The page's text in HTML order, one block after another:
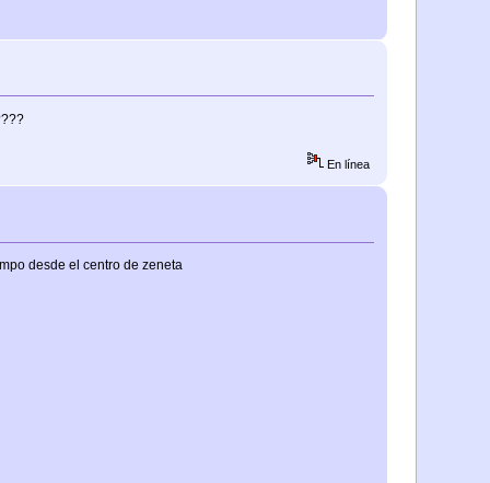
En línea
desde el centro de zeneta